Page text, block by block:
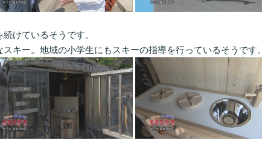
けているそうです。
キー。地域の小学生にもスキーの指導を行っているそうです。